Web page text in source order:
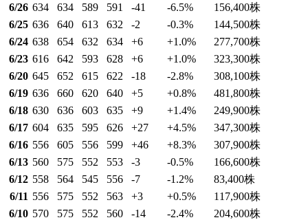
6/26 634 634 589 591 -41 -6.5% 156,400株
6/25 636 640 613 632 -2 -0.3% 144,500株
6/24 638 654 632 634 +6 +1.0% 277,700株
6/23 616 642 593 628 +6 +1.0% 323,300株
6/20 645 652 615 622 -18 -2.8% 308,100株
6/19 636 660 620 640 +5 +0.8% 481,800株
6/18 630 636 603 635 +9 +1.4% 249,900株
6/17 604 635 595 626 +27 +4.5% 347,300株
6/16 556 605 556 599 +46 +8.3% 307,900株
6/13 560 575 552 553 -3 -0.5% 166,600株
6/12 558 564 545 556 -7 -1.2% 83,400株
6/11 556 575 552 563 +3 +0.5% 117,900株
6/10 570 575 552 560 -14 -2.4% 204,600株